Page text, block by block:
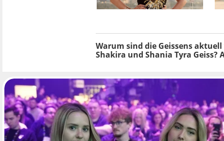
Warum sind die Geissens
Shakira und Shania Tyra Geiss?